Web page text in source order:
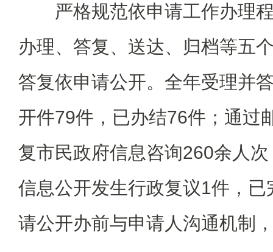
严格规范依申请工作办理程
办理、答复、送达、归档等五
答复依申请公开。全年受理并
开件79件，已办结76件；通过
复市民政府信息咨询260余人
信息公开发生行政复议1件，
请公开办前与申请人沟通机制